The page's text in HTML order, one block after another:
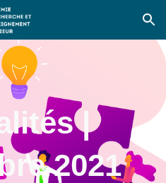
Skip to navigation
|
2021